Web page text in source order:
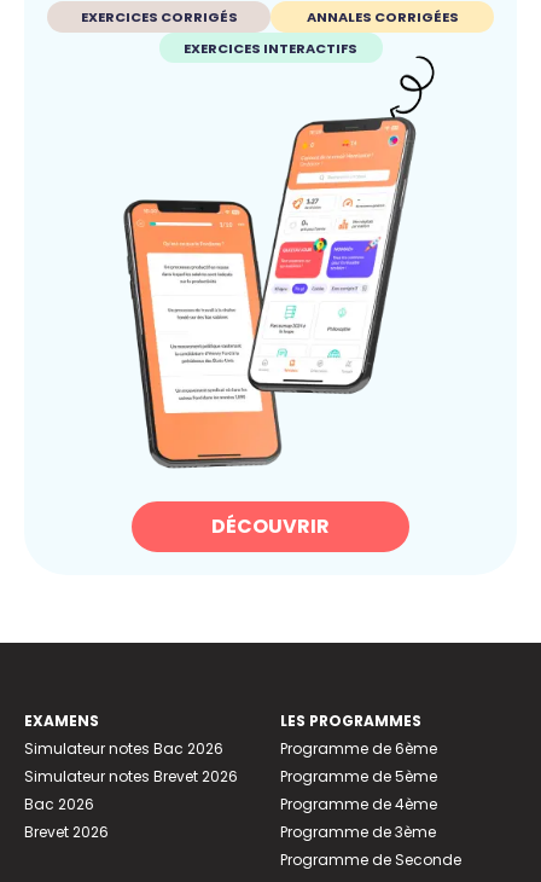
EXERCICES CORRIGÉS
ANNALES CORRIGÉES
EXERCICES INTERACTIFS
DÉCOUVRIR
EXAMENS
Simulateur notes Bac 2026
Simulateur notes Brevet 2026
Bac 2026
Brevet 2026
LES PROGRAMMES
Programme de 6ème
Programme de 5ème
Programme de 4ème
Programme de 3ème
Programme de Seconde